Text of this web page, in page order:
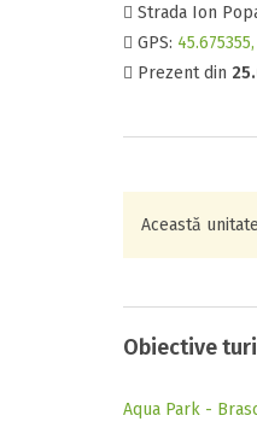
Strada Ion
GPS:
Prezent din
Această
Obiective
Aqua Park -